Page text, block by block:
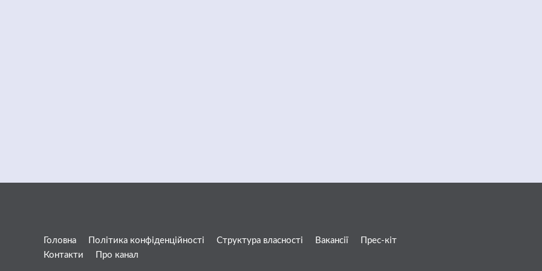
Головна Політика конфіденційності Структура власності Вакансії
Прес-кіт
Контакти
Про канал